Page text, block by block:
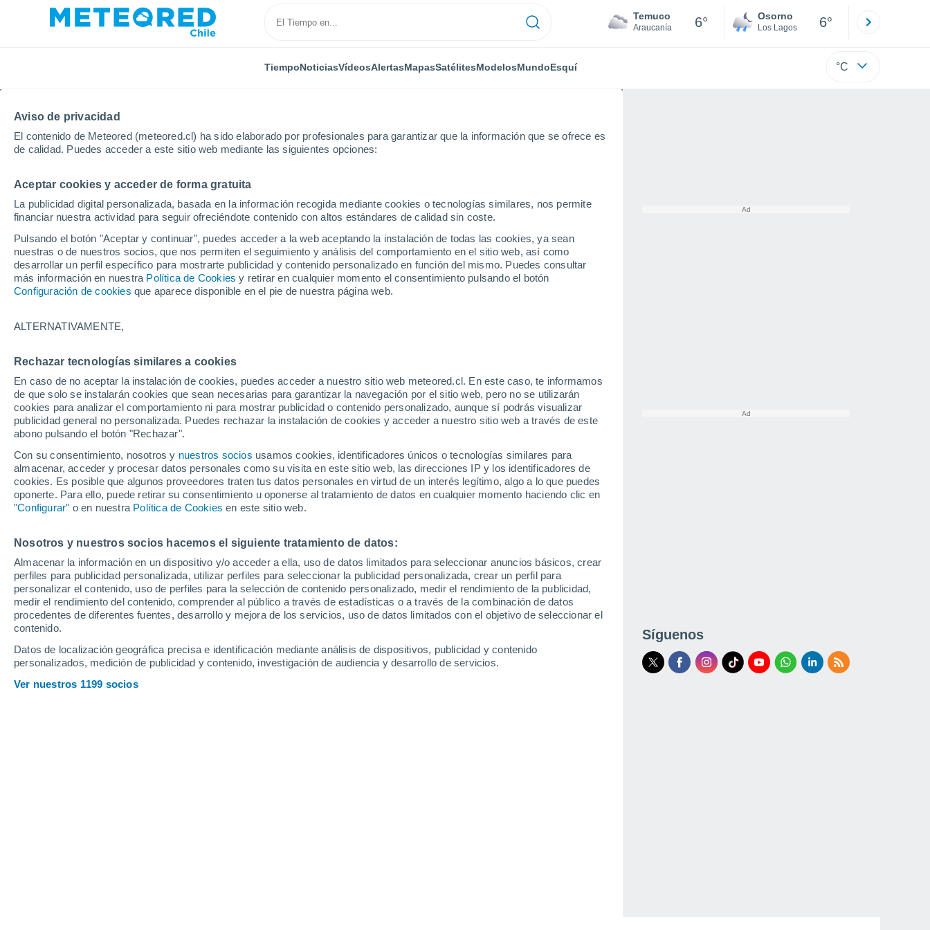
Aviso de privacidad
El contenido de Meteored (meteored.cl) ha sido elaborado por profesionales para garantizar que la información que se ofrece es
de calidad. Puedes acceder a este sitio web mediante las siguientes opciones:
Aceptar cookies y acceder de forma gratuita
La publicidad digital personalizada, basada en la información recogida mediante cookies o tecnologías similares, nos permite
financiar nuestra actividad para seguir ofreciéndote contenido con altos estándares de calidad sin coste.
Pulsando el botón "Aceptar y continuar", puedes acceder a la web aceptando la instalación de todas las cookies, ya sean
nuestras o de nuestros socios, que nos permiten el seguimiento y análisis del comportamiento en el sitio web, así como
desarrollar un perfil específico para mostrarte publicidad y contenido personalizado en función del mismo. Puedes consultar
más información en nuestra Política de Cookies y retirar en cualquier momento el consentimiento pulsando el botón
Configuración de cookies que aparece disponible en el pie de nuestra página web.
ALTERNATIVAMENTE,
Rechazar tecnologías similares a cookies
En caso de no aceptar la instalación de cookies, puedes acceder a nuestro sitio web meteored.cl. En este caso, te informamos
de que solo se instalarán cookies que sean necesarias para garantizar la navegación por el sitio web, pero no se utilizarán
cookies para analizar el comportamiento ni para mostrar publicidad o contenido personalizado, aunque sí podrás visualizar
publicidad general no personalizada. Puedes rechazar la instalación de cookies y acceder a nuestro sitio web a través de este
abono pulsando el botón "Rechazar".
Con su consentimiento, nosotros y nuestros socios usamos cookies, identificadores únicos o tecnologías similares para
almacenar, acceder y procesar datos personales como su visita en este sitio web, las direcciones IP y los identificadores de
cookies. Es posible que algunos proveedores traten tus datos personales en virtud de un interés legítimo, algo a lo que puedes
oponerte. Para ello, puede retirar su consentimiento u oponerse al tratamiento de datos en cualquier momento haciendo clic en
"Configurar" o en nuestra Política de Cookies en este sitio web.
Nosotros y nuestros socios hacemos el siguiente tratamiento de datos:
Almacenar la información en un dispositivo y/o acceder a ella, uso de datos limitados para seleccionar anuncios básicos, crear
perfiles para publicidad personalizada, utilizar perfiles para seleccionar la publicidad personalizada, crear un perfil para
personalizar el contenido, uso de perfiles para la selección de contenido personalizado, medir el rendimiento de la publicidad,
medir el rendimiento del contenido, comprender al público a través de estadísticas o a través de la combinación de datos
procedentes de diferentes fuentes, desarrollo y mejora de los servicios, uso de datos limitados con el objetivo de seleccionar el
contenido.
Datos de localización geográfica precisa e identificación mediante análisis de dispositivos, publicidad y contenido
personalizados, medición de publicidad y contenido, investigación de audiencia y desarrollo de servicios.
Ver nuestros 1199 socios
Temuco
Araucanía 6° Osorno
Los Lagos 6°
TiempoNoticiasVídeosAlertasMapasSatélitesModelosMundoEsquí °C
Inicio Cuba Provincia de Las Tunas
El Tiempo en la Provincia de Las Tunas
Hoy, 7 agosto Todo el día Símbolo
24°
34°
23°
35°
34°
23°
La Carretera
33°
24°
Puerto
Síguenos